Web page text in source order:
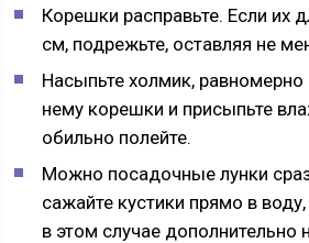
Корешки расправьте. Если их
см, подрежьте, оставляя не
Насыпьте холмик, равномерно
нему корешки и присыпьте
обильно полейте.
Можно посадочные лунки
сажайте кустики прямо в
в этом случае дополнительно